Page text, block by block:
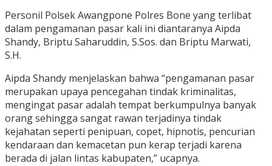
Personil Polsek Awangpone Polres Bone yang terlibat
dalam pengamanan pasar kali ini diantaranya Aipda
Shandy, Briptu Saharuddin, S.Sos. dan Briptu Marwati,
S.H.
Aipda Shandy menjelaskan bahwa “pengamanan pasar
merupakan upaya pencegahan tindak kriminalitas,
mengingat pasar adalah tempat berkumpulnya banyak
orang sehingga sangat rawan terjadinya tindak
kejahatan seperti penipuan, copet, hipnotis, pencurian
kendaraan dan kemacetan pun kerap terjadi karena
berada di jalan lintas kabupaten,” ucapnya.